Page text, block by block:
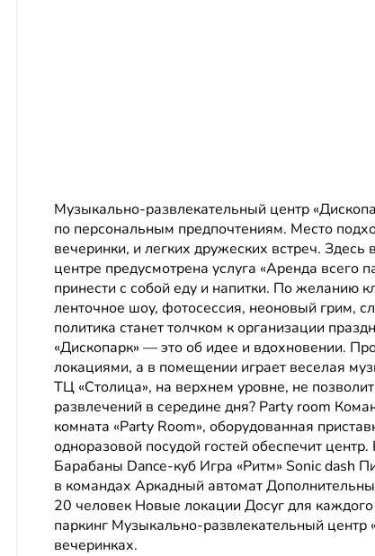
Музыкально-развлекательный центр
по персональным предпочтениям. Место
вечеринки, и легких дружеских встреч.
центре предусмотрена услуга «Аренда
принести с собой еду и напитки. По желанию
ленточное шоу, фотосессия, неоновый грим,
политика станет толчком к организации
«Дископарк» — это об идее и вдохновении.
локациями, а в помещении играет веселая
ТЦ «Столица», на верхнем уровне, не
развлечений в середине дня? Party room
комната «Party Room», оборудованная
одноразовой посудой гостей обеспечит
Барабаны Dance-куб Игра «Ритм» Sonic dash
в командах Аркадный автомат
20 человек Новые локации Досуг для
паркинг Музыкально-развлекательный
вечеринках.